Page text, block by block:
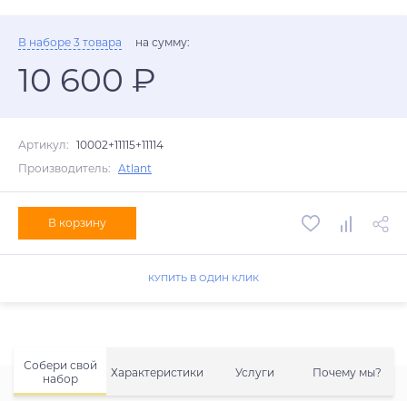
Собери свой
набор
Характеристики Услуги Почему мы?
В наборе 3 товара на сумму:
10 600 ₽
Артикул: 10002+11115+11114
Производитель: Atlant
В корзину
КУПИТЬ В ОДИН КЛИК